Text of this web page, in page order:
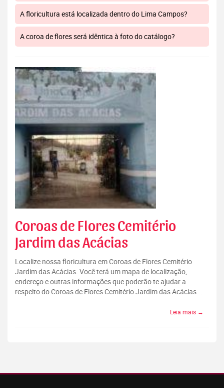
A floricultura está localizada dentro do Lima Campos?
A coroa de flores será idêntica à foto do catálogo?
Coroas de Flores Cemitério
Jardim das Acácias
Localize nossa floricultura em Coroas de Flores Cemitério
Jardim das Acácias. Você terá um mapa de localização,
endereço e outras informações que poderão te ajudar a
respeito do Coroas de Flores Cemitério Jardim das Acácias...
Leia mais →